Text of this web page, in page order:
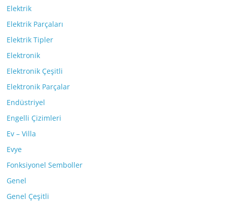
Elektrik
Elektrik Parçaları
Elektrik Tipler
Elektronik
Elektronik Çeşitli
Elektronik Parçalar
Endüstriyel
Engelli Çizimleri
Ev – Villa
Evye
Fonksiyonel Semboller
Genel
Genel Çeşitli